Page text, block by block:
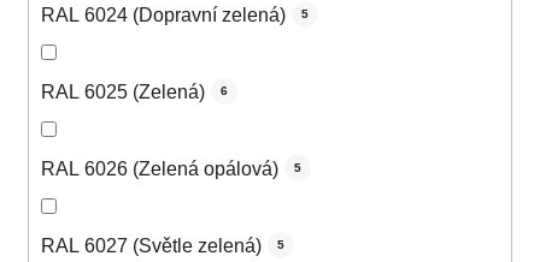
RAL 6024 (Dopravní zelená) 5
RAL 6025 (Zelená) 6
RAL 6026 (Zelená opálová) 5
RAL 6027 (Světle zelená) 5